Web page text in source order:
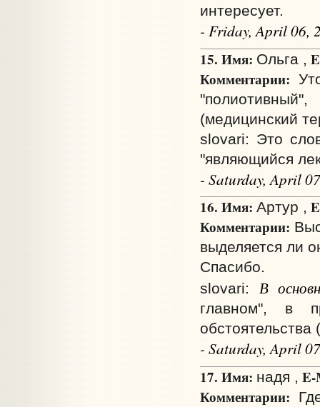
интересует.
- Friday, April 06,
15. Имя: Ольга ,
Комментарии:
(медицинский
slovari: Это
"являющийся
- Saturday, April
16. Имя: Артур ,
Комментарии:
выделяется ли
Спасибо.
slovari: В
главном", в
- Saturday, April
17. Имя: надя , E-
Комментарии: